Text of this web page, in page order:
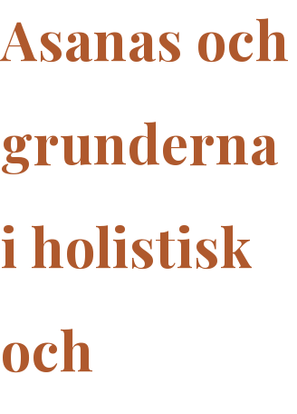
Asanas och
grunderna
i holistisk
och